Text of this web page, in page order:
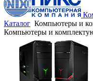
Каталог Компьютеры и
Компьютеры и